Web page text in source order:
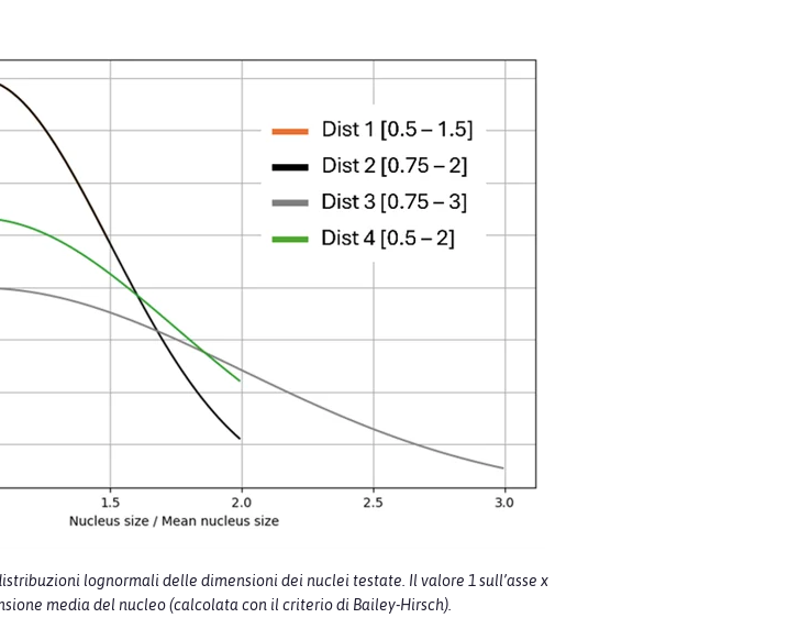
lognormali delle dimensioni dei nuclei testate. Il valore 1 sull’asse x
media del nucleo (calcolata con il criterio di Bailey-Hirsch).